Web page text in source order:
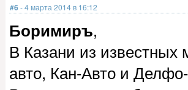
#6- 4 марта 2014 в 16:12
Боримиръ,
В Казани из известных
авто, Кан-Авто и